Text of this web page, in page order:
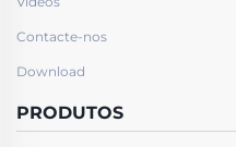
Contacte-nos
Download
PRODUTOS